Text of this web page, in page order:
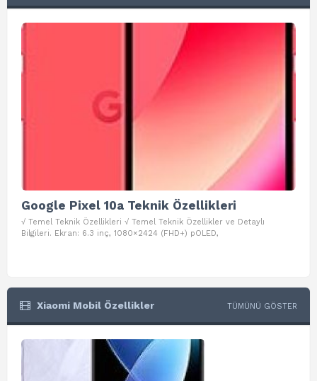
Google Pixel 10a Teknik Özellikleri
√ Temel Teknik Özellikleri √ Temel Teknik Özellikler ve Detaylı
Bilgileri. Ekran: 6.3 inç, 1080×2424 (FHD+) pOLED,
Xiaomi Mobil Özellikler TÜMÜNÜ GÖSTER